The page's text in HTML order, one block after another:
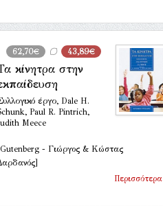
62,70€ 43,89€
κίνητρα στην
έργο, Dale H.
Paul R. Pintrich,
Meece
[Gutenberg - Γιώργος & Κώστας
Περισσότερα